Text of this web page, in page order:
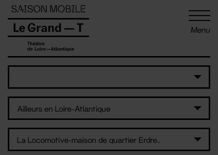
Menu
Panneau de gestion des cookies